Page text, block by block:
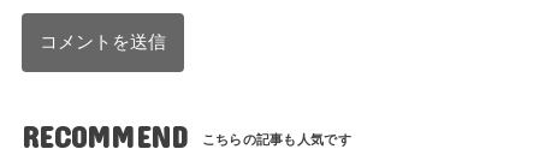
RECOMMEND